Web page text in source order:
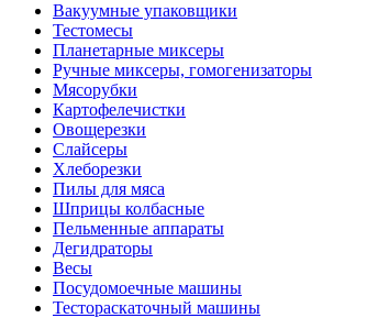
Вакуумные упаковщики
Тестомесы
Планетарные миксеры
Ручные миксеры, гомогенизаторы
Мясорубки
Картофелечистки
Овощерезки
Слайсеры
Хлеборезки
Пилы для мяса
Шприцы колбасные
Пельменные аппараты
Дегидраторы
Весы
Посудомоечные машины
Тестораскаточный машины